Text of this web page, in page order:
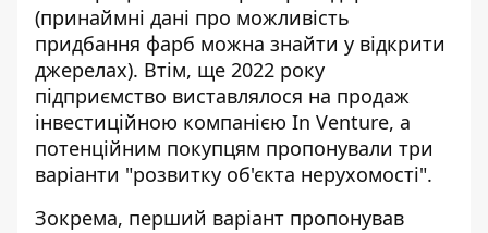
(принаймні дані про можливість
придбання фарб можна знайти у відкрити
джерелах). Втім, ще 2022 року
підприємство виставлялося на продаж
інвестиційною компанією In Venture, а
потенційним покупцям пропонували три
варіанти "розвитку об'єкта нерухомості".
Зокрема, перший варіант пропонував